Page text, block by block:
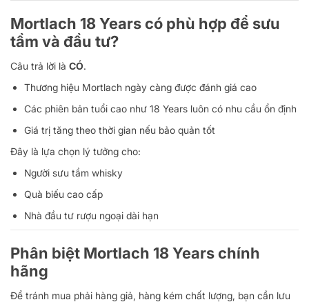
Mortlach 18 Years có phù hợp để sưu
tầm và đầu tư?
Câu trả lời là CÓ.
Thương hiệu Mortlach ngày càng được đánh giá cao
Các phiên bản tuổi cao như 18 Years luôn có nhu cầu ổn định
Giá trị tăng theo thời gian nếu bảo quản tốt
Đây là lựa chọn lý tưởng cho:
Người sưu tầm whisky
Quà biếu cao cấp
Nhà đầu tư rượu ngoại dài hạn
Phân biệt Mortlach 18 Years chính
hãng
Để tránh mua phải hàng giả, hàng kém chất lượng, bạn cần lưu